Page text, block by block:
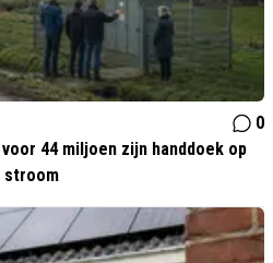
0
44 miljoen zijn handdoek op
stroom